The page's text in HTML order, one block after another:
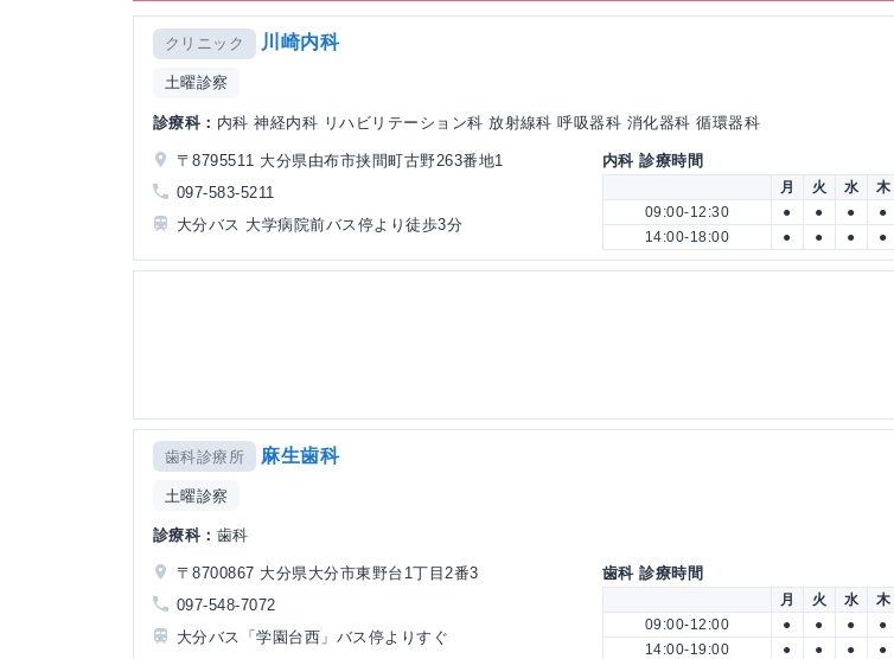
クリニック 川崎内科
土曜診察
診療科： 内科 神経内科 リハビリテーション科 放射線科 呼吸器科 消化器科 循環器科
〒8795511 大分県由布市挟間町古野263番地1
097-583-5211
大分バス 大学病院前バス停より徒歩3分
内科 診療時間
月 火 水 木
09:00-12:30
● ● ● ●
14:00-18:00
● ● ● ●
歯科診療所 麻生歯科
土曜診察
診療科： 歯科
〒8700867 大分県大分市東野台1丁目2番3
097-548-7072
大分バス「学園台西」バス停よりすぐ
歯科 診療時間
月 火 水 木
09:00-12:00
● ● ● ●
14:00-19:00
● ● ● ●